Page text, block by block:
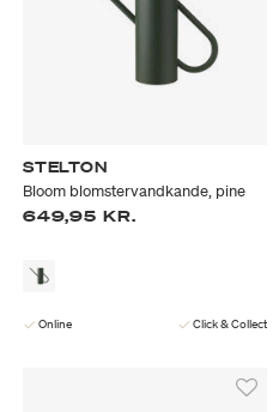
STELTON
Bloom blomstervandkande, pine
649,95 KR.
Online Click & Collect